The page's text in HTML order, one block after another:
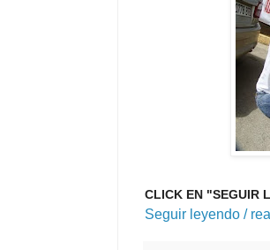
CLICK EN "SEGUIR
Seguir leyendo /